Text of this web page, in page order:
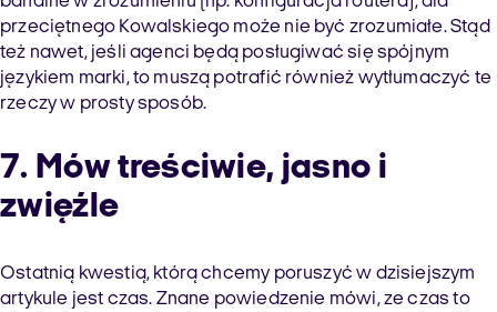
przeciętnego Kowalskiego może nie być zrozumiałe. Stąd
też nawet, jeśli agenci będą posługiwać się spójnym
językiem marki, to muszą potrafić również wytłumaczyć te
rzeczy w prosty sposób.
7. Mów treściwie, jasno i
zwięźle
Ostatnią kwestią, którą chcemy poruszyć w dzisiejszym
artykule jest czas. Znane powiedzenie mówi, ze czas to